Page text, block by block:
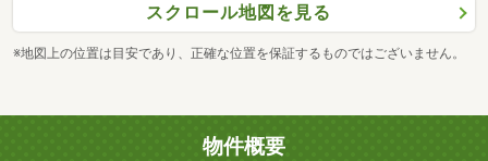
スクロール地図を見る
※地図上の位置は目安であり、正確な位置を保証するものではございません。
物件概要